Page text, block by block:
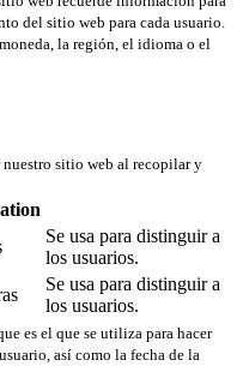
del sitio web para cada usuario.
la región, el idioma o el
sitio web al recopilar y
Se usa para distinguir a
los usuarios.
Se usa para distinguir a
los usuarios.
es el que se utiliza para hacer
así como la fecha de la